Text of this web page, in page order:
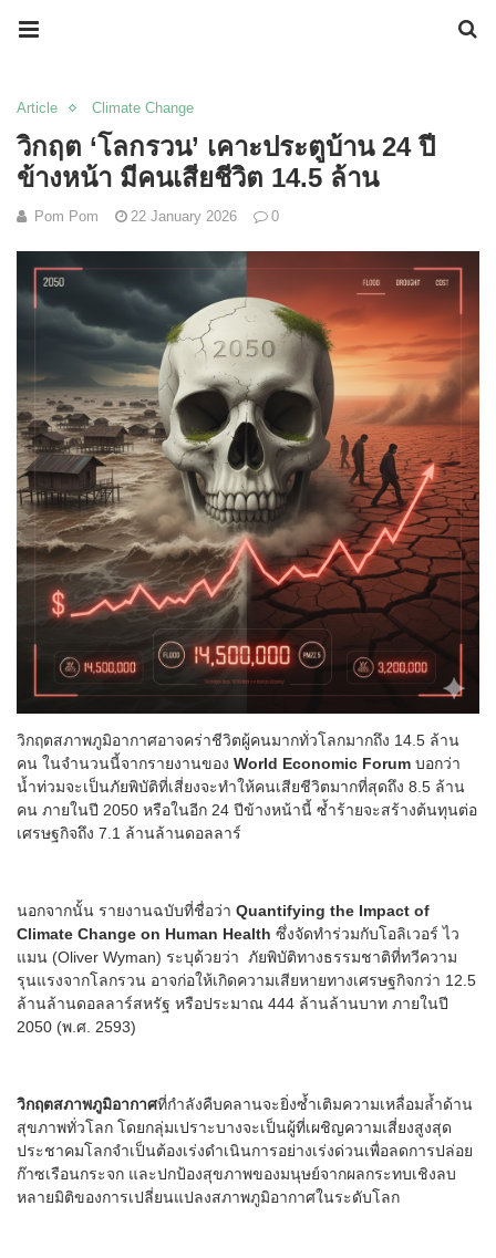
Article Climate Change
วิกฤต ‘โลกรวน’ เคาะประตูบ้าน 24 ปี
ข้างหน้า มีคนเสียชีวิต 14.5 ล้าน
Pom Pom 22 January 2026 0
วิกฤตสภาพภูมิอากาศอาจคร่าชีวิตผู้คนมากทั่วโลกมากถึง 14.5 ล้าน
คน ในจำนวนนี้จากรายงานของ World Economic Forum บอกว่า
น้ำท่วมจะเป็นภัยพิบัติที่เสี่ยงจะทำให้คนเสียชีวิตมากที่สุดถึง 8.5 ล้าน
คน ภายในปี 2050 หรือในอีก 24 ปีข้างหน้านี้ ซ้ำร้ายจะสร้างต้นทุนต่อ
เศรษฐกิจถึง 7.1 ล้านล้านดอลลาร์
นอกจากนั้น รายงานฉบับที่ชื่อว่า Quantifying the Impact of
Climate Change on Human Health ซึ่งจัดทำร่วมกับโอลิเวอร์ ไว
แมน (Oliver Wyman) ระบุด้วยว่า ภัยพิบัติทางธรรมชาติที่ทวีความ
รุนแรงจากโลกรวน อาจก่อให้เกิดความเสียหายทางเศรษฐกิจกว่า 12.5
ล้านล้านดอลลาร์สหรัฐ หรือประมาณ 444 ล้านล้านบาท ภายในปี
2050 (พ.ศ. 2593)
วิกฤตสภาพภูมิอากาศที่กำลังคืบคลานจะยิ่งซ้ำเติมความเหลื่อมล้ำด้าน
สุขภาพทั่วโลก โดยกลุ่มเปราะบางจะเป็นผู้ที่เผชิญความเสี่ยงสูงสุด
ประชาคมโลกจำเป็นต้องเร่งดำเนินการอย่างเร่งด่วนเพื่อลดการปล่อย
ก๊าซเรือนกระจก และปกป้องสุขภาพของมนุษย์จากผลกระทบเชิงลบ
หลายมิติของการเปลี่ยนแปลงสภาพภูมิอากาศในระดับโลก